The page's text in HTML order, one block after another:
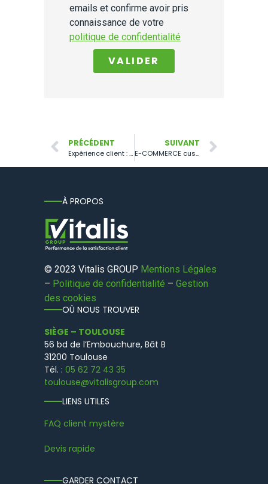
emails et confirme avoir pris
connaissance de votre
politique de confidentialité
VALIDER
PRÉCÉDENT
Expérience client : définition et enjeux.
SUIVANT
E-COMMERCE customer experience : comment l’améliorer ?
À PROPOS
© 2023 Vitalis GROUP Mentions Légales
– Politique de confidentialité – Gestion
des cookies
OÙ NOUS TROUVER
SIÈGE – TOULOUSE
56 bd de l’Embouchure, Bât B
31200 Toulouse
Tél. : 05 62 72 43 35
toulouse@vitalisgroup.com
LIENS UTILES
FAQ client mystère
Devis rapide
GARDER CONTACT